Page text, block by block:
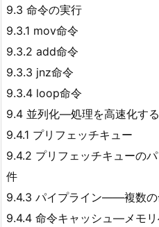
9.3 命令の実行
9.3.1 mov命令
9.3.2 add命令
9.3.3 jnz命令
9.3.4 loop命令
9.4 並列化—処理を高速化す
9.4.1 プリフェッチキュー
9.4.2 プリフェッチキューの
件
9.4.3 パイプライン――複数の
9.4.4 命令キャッシュ―メモ